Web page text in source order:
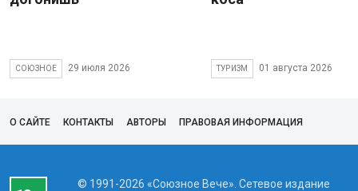
СОЮЗНОЕ 29 июля 2026 ТУРИЗМ 01 августа 2026
О САЙТЕ КОНТАКТЫ АВТОРЫ ПРАВОВАЯ ИНФОРМАЦИЯ
© 1991-2026 «Союзное Вече». Сетевое издание